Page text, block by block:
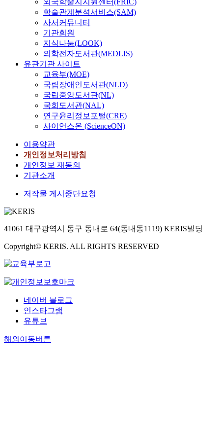
외국학술지지원센터(FRIC)
학술관계분석서비스(SAM)
사서커뮤니티
기관회원
지식나눔(LOOK)
의학전자도서관(MEDLIS)
유관기관 사이트
교육부(MOE)
국립장애인도서관(NLD)
국립중앙도서관(NL)
국회도서관(NAL)
연구윤리정보포털(CRE)
사이언스온 (ScienceON)
이용약관
개인정보처리방침
개인정보 재동의
기관소개
저작물 게시중단요청
41061 대구광역시 동구 동내로 64(동내동1119) KERIS빌딩
Copyright© KERIS. ALL RIGHTS RESERVED
네이버 블로그
인스타그램
유튜브
해외이동버튼